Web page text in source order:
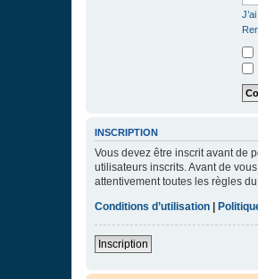
INSCRIPTION
Vous devez être inscrit avant de
utilisateurs inscrits. Avant de
attentivement toutes les règles
Conditions d’utilisation
Inscription